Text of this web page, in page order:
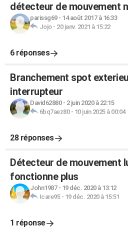
détecteur de mouvement
parissg69- 14 août 2017 à 16:33
Jojo- 20 janv. 2021 à 15:22
6 réponses
Branchement spot
interrupteur
David62880- 2 juin 2020 à 22:15
6bq7aez80- 10 juin 2025 à 00:04
28 réponses
Détecteur de mouvement
fonctionne plus
John1987- 19 déc. 2020 à 13:12
Icare95- 19 déc. 2020 à 15:51
1 réponse